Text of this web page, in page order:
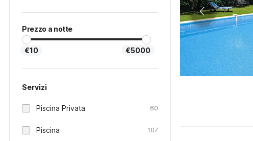
Prezzo a notte
€10 €5000
Servizi
Piscina Privata 60
Piscina 107